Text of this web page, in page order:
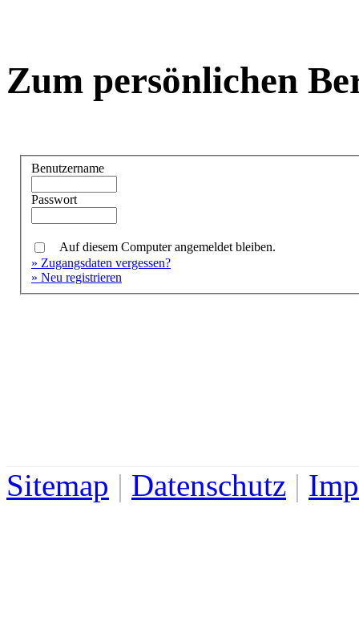
Zum persönlichen
Benutzername
Passwort
Auf diesem Computer angemeldet bleiben.
» Zugangsdaten vergessen?
» Neu registrieren
Sitemap | Datenschutz |